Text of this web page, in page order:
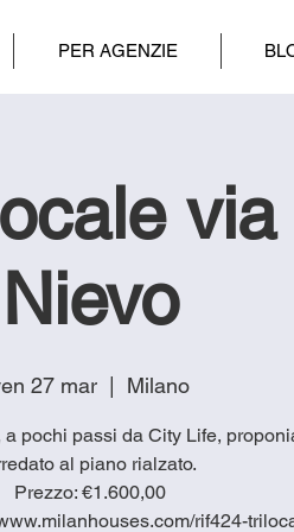
PER AGENZIE
Nievo
27 mar
  |
Milano
pochi passi da City Life,
al piano rialzato.
Prezzo: €1.600,00
rif424-